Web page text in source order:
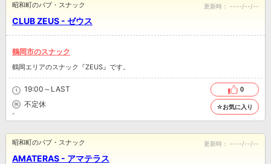
CLUB ZEUS - ゼウス
昭和町のパブ・スナック 更新時： ----/--/--
鶴岡市のスナック
鶴岡エリアのスナック『ZEUS』です。
19:00～LAST
不定休
0
☆お気に入り
AMATERAS - アマテラス
昭和町のパブ・スナック 更新時： ----/--/--